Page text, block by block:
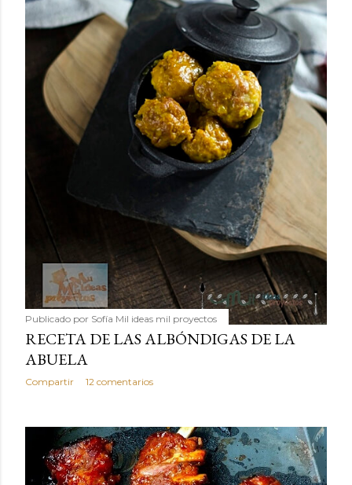
Publicado por Sofía Mil ideas mil proyectos
RECETA DE LAS ALBÓNDIGAS DE LA
ABUELA
Compartir 12 comentarios